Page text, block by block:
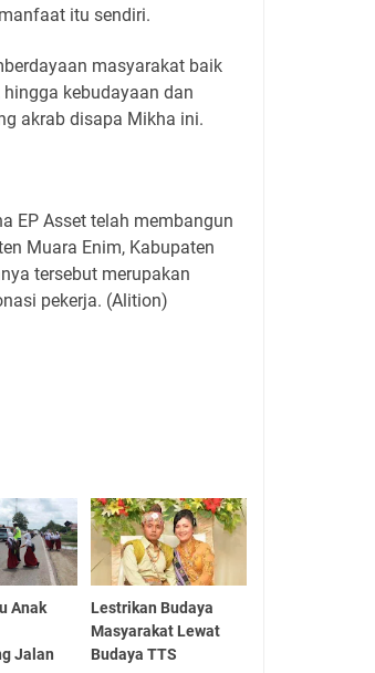
itu sendiri.
masyarakat baik
kebudayaan dan
akrab disapa Mikha ini.
EP Asset telah membangun
Muara Enim, Kabupaten
tersebut merupakan
pekerja. (Alition)
Anak
Jalan
Lestrikan Budaya
Masyarakat Lewat
Budaya TTS